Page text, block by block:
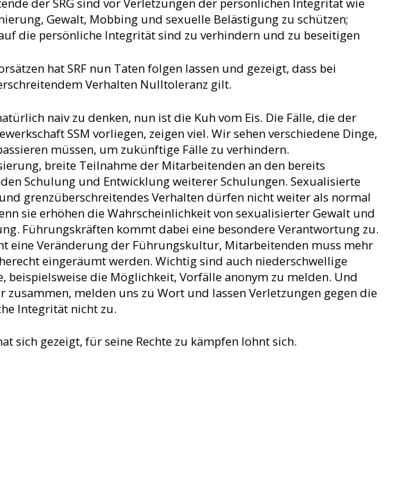
der SRG sind vor Verletzungen der persönlichen Integrität wie
Gewalt, Mobbing und sexuelle Belästigung zu schützen;
die persönliche Integrität sind zu verhindern und zu beseitigen
hat SRF nun Taten folgen lassen und gezeigt, dass bei
Verhalten Nulltoleranz gilt.
naiv zu denken, nun ist die Kuh vom Eis. Die Fälle, die der
SSM vorliegen, zeigen viel. Wir sehen verschiedene Dinge,
müssen, um zukünftige Fälle zu verhindern.
breite Teilnahme der Mitarbeitenden an den bereits
Schulung und Entwicklung weiterer Schulungen. Sexualisierte
grenzüberschreitendes Verhalten dürfen nicht weiter als normal
sie erhöhen die Wahrscheinlichkeit von sexualisierter Gewalt und
Führungskräften kommt dabei eine besondere Verantwortung zu.
eine Veränderung der Führungskultur, Mitarbeitenden muss mehr
eingeräumt werden. Wichtig sind auch niederschwellige
beispielsweise die Möglichkeit, Vorfälle anonym zu melden. Und
zusammen, melden uns zu Wort und lassen Verletzungen gegen die
Integrität nicht zu.
sich gezeigt, für seine Rechte zu kämpfen lohnt sich.